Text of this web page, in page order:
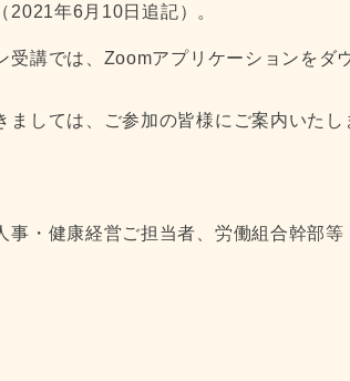
2021年6月10日追記）。
受講では、Zoomアプリケーションをダ
しては、ご参加の皆様にご案内いたし
事・健康経営ご担当者、労働組合幹部等